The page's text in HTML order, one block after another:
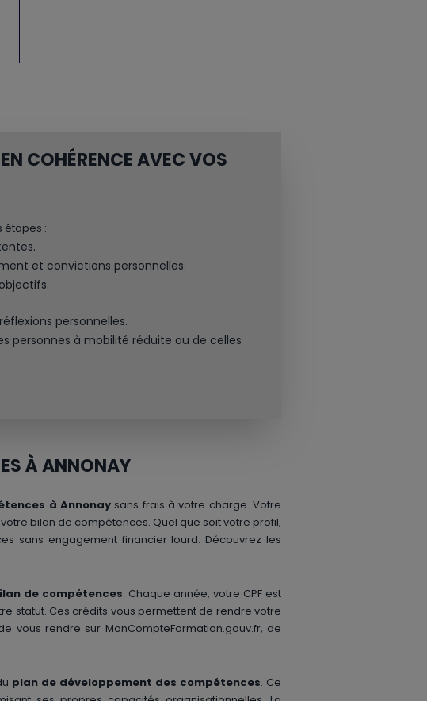
COHÉRENCE AVEC VOS
étapes :
et convictions personnelles.
personnelles.
personnes à mobilité réduite ou de celles
À ANNONAY
à Annonay sans frais à votre charge. Votre
bilan de compétences. Quel que soit votre profil,
sans engagement financier lourd. Découvrez les
de compétences. Chaque année, votre CPF est
statut. Ces crédits vous permettent de rendre votre
vous rendre sur MonCompteFormation.gouv.fr, de
plan de développement des compétences. Ce